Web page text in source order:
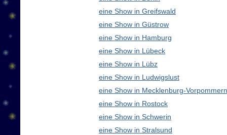
eine Show in Greifswald
eine Show in Güstrow
eine Show in Hamburg
eine Show in Lübeck
eine Show in Lübz
eine Show in Ludwigslust
eine Show in Mecklenburg-
eine Show in Rostock
eine Show in Schwerin
eine Show in Stralsund